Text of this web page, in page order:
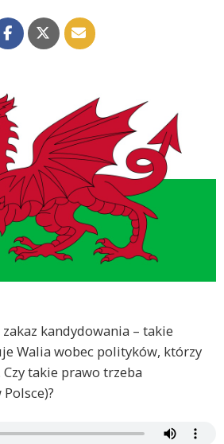
kandydowania – takie
Walia wobec polityków, którzy
takie prawo trzeba